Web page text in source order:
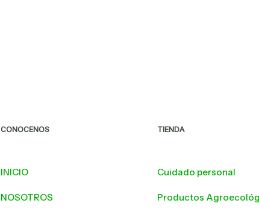
CONOCENOS
INICIO
NOSOTROS
TIENDA
Cuidado personal
Productos